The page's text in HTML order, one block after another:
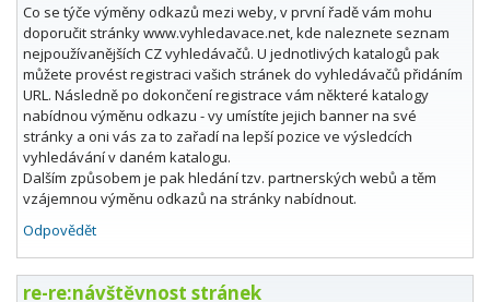
Co se týče výměny odkazů mezi weby, v první řadě vám mohu
doporučit stránky www.vyhledavace.net, kde naleznete seznam
nejpoužívanějších CZ vyhledávačů. U jednotlivých katalogů pak
můžete provést registraci vašich stránek do vyhledávačů přidáním
URL. Následně po dokončení registrace vám některé katalogy
nabídnou výměnu odkazu - vy umístíte jejich banner na své
stránky a oni vás za to zařadí na lepší pozice ve výsledcích
vyhledávání v daném katalogu.
Dalším způsobem je pak hledání tzv. partnerských webů a těm
vzájemnou výměnu odkazů na stránky nabídnout.
Odpovědět
re-re:návštěvnost stránek